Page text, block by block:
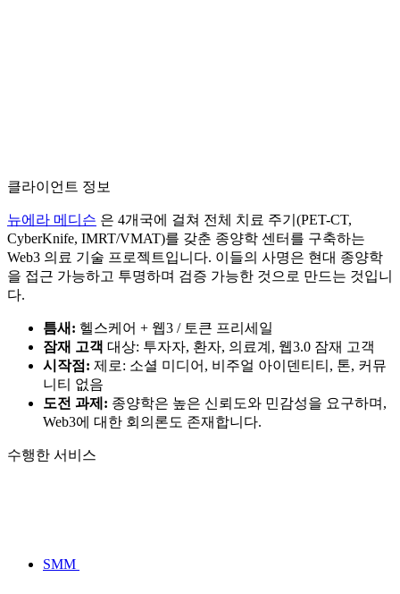
클라이언트 정보
뉴에라 메디슨 은 4개국에 걸쳐 전체 치료 주기(PET-CT,
CyberKnife, IMRT/VMAT)를 갖춘 종양학 센터를 구축하는
Web3 의료 기술 프로젝트입니다. 이들의 사명은 현대 종양학
을 접근 가능하고 투명하며 검증 가능한 것으로 만드는 것입니
다.
틈새: 헬스케어 + 웹3 / 토큰 프리세일
잠재 고객 대상: 투자자, 환자, 의료계, 웹3.0 잠재 고객
시작점: 제로: 소셜 미디어, 비주얼 아이덴티티, 톤, 커뮤
니티 없음
도전 과제: 종양학은 높은 신뢰도와 민감성을 요구하며,
Web3에 대한 회의론도 존재합니다.
수행한 서비스
SMM